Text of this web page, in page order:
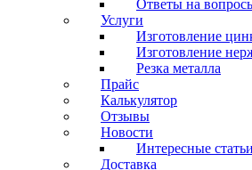
Ответы на
Услуги
Изготовление
Изготовление
Резка металла
Прайс
Калькулятор
Отзывы
Новости
Интересные статьи
Доставка